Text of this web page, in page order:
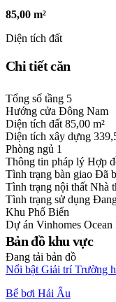
85,00 m²
Diện tích đất
Chi tiết căn
Tổng số tầng 5
Hướng cửa Đông Nam
Diện tích đất 85,00 m²
Diện tích xây dựng
Phòng ngủ 1
Thông tin pháp lý Hợp
Tình trạng bàn giao Đã
Tình trạng nội thất Nhà
Tình trạng sử dụng
Khu Phố Biển
Dự án Vinhomes Ocean
Bản đồ khu vực
Đang tải bản đồ
Nổi bật Giải trí Trường
Bể bơi Hải Âu